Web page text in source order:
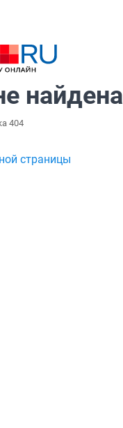
найдена
404
страницы